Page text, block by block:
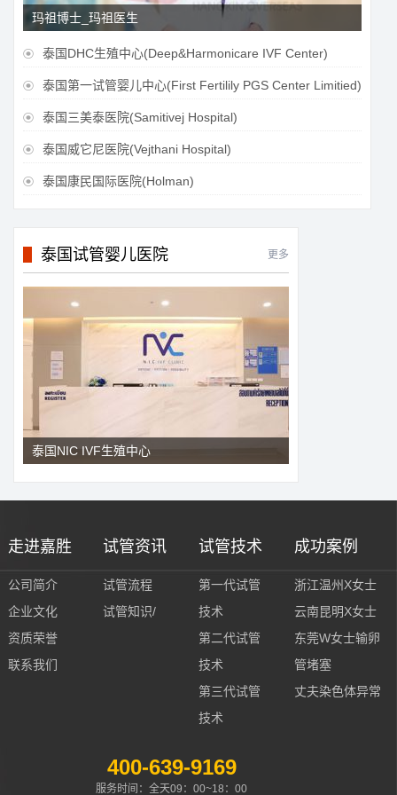
玛祖博士_玛祖医生
 泰国DHC生殖中心(Deep&Harmonicare IVF Center)
 泰国第一试管婴儿中心(First Fertilily PGS Center Limitied)
 泰国三美泰医院(Samitivej Hospital)
 泰国威它尼医院(Vejthani Hospital)
 泰国康民国际医院(Holman)
泰国试管婴儿医院 更多
泰国NIC IVF生殖中心
走进嘉胜
公司简介
企业文化
资质荣誉
联系我们
试管资讯
试管流程
试管知识/
试管技术
第一代试管
技术
第二代试管
技术
第三代试管
技术
成功案例
浙江温州X女士
云南昆明X女士
东莞W女士输卵
管堵塞
丈夫染色体异常
400-639-9169
服务时间：全天09：00~18：00